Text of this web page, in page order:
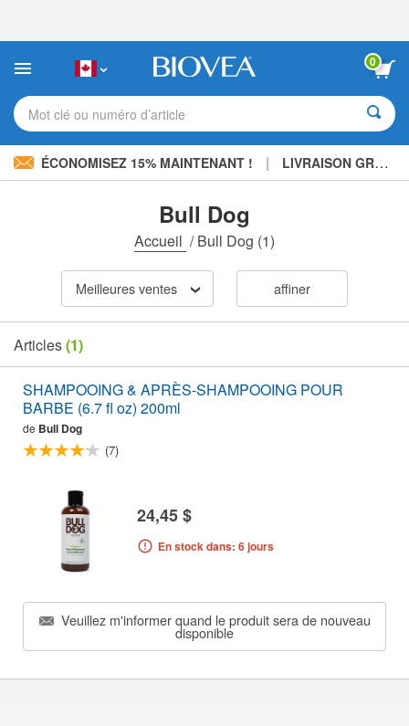
:
site
comprend
un
d'accessibilité.
0
Mot clé ou numéro d’article
ÉCONOMISEZ 15% MAINTENANT ! | LIVRAISON GRATUITE
Bull Dog
Accueil /Bull Dog (1)
Meilleures ventes affiner
Articles(1)
SHAMPOOING & APRÈS-SHAMPOOING POUR
BARBE (6.7 fl oz) 200ml
de Bull Dog
(7)
24,45 $
En stock dans: 6 jours
Veuillez m'informer quand le produit sera de nouveau
disponible